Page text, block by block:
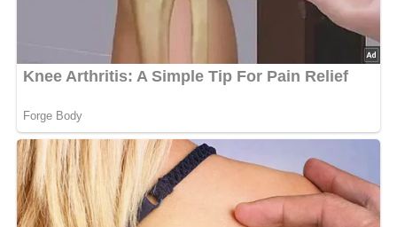
Lob, Kritik, Fragen oder Anregungen zum Rezept?
Dann hinterlasse doch bitte einen Kommentar am
Ende dieser Seite & auch eine Bewertung!
Und so wird es gemacht…
Die Möhren putzen, in Würfel, Scheiben oder Stückchen
schneiden, in etwas heißer Butter oder Margarine 5 bis
6 Minuten auf kleiner Flamme vordünsten, Salz und